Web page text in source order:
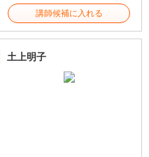
講師候補に入れる
土上明子